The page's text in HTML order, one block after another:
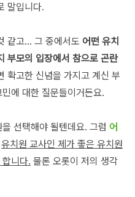
말입니다.
같고... 그 중에서도 어떤 유치
부모의 입장에서 참으로 곤란
확고한 신념을 가지고 계신 부
에 대한 질문들이거든요.
선택해야 될텐데요. 그럼 어
유치원 교사인 제가 좋은 유치원
니다. 물론 오롯이 저의 생각